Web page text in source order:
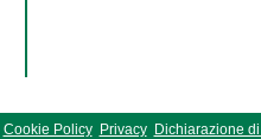
Cookie Policy Privacy
Dichiarazione